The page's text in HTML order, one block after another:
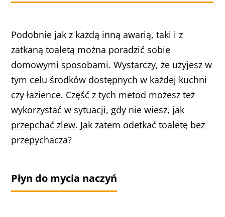
Podobnie jak z każdą inną awarią, taki i z
zatkaną toaletą można poradzić sobie
domowymi sposobami. Wystarczy, że użyjesz w
tym celu środków dostępnych w każdej kuchni
czy łazience. Część z tych metod możesz też
wykorzystać w sytuacji, gdy nie wiesz, jak
przepchać zlew. Jak zatem odetkać toaletę bez
przepychacza?
Płyn do mycia naczyń